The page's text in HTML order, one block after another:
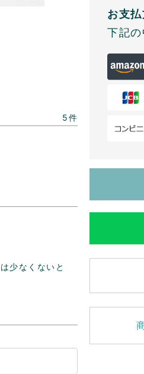
5
少なくないと
お支
下記